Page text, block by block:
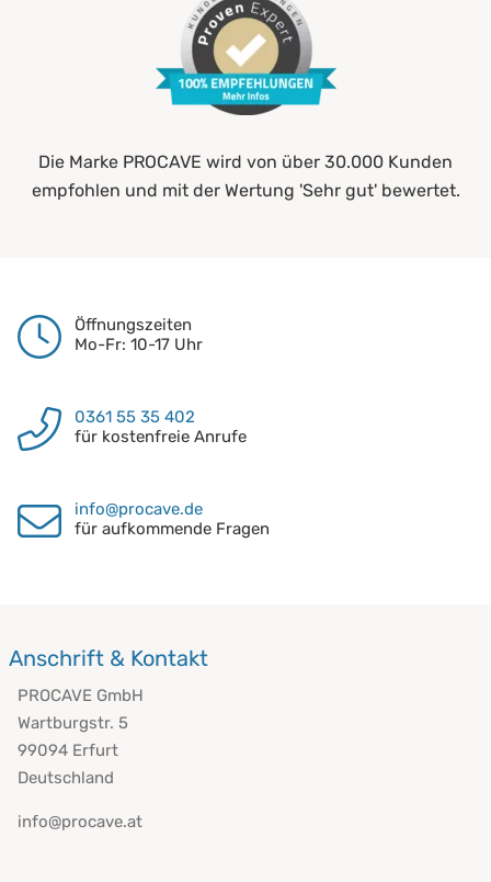
Die Marke PROCAVE wird von über 30.000 Kunden
empfohlen und mit der Wertung 'Sehr gut' bewertet.
Öffnungszeiten
Mo-Fr: 10-17 Uhr
0361 55 35 402
für kostenfreie Anrufe
info@procave.de
für aufkommende Fragen
Anschrift & Kontakt
PROCAVE GmbH
Wartburgstr. 5
99094 Erfurt
Deutschland
info@procave.at